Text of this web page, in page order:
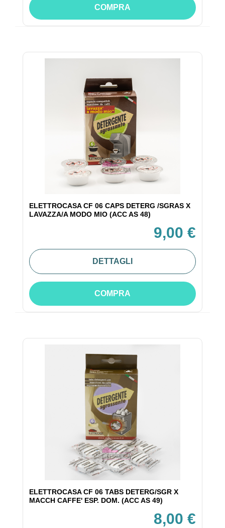
COMPRA
ELETTROCASA CF 06 CAPS DETERG /SGRAS X
LAVAZZA/A MODO MIO (ACC AS 48)
9,00 €
DETTAGLI
COMPRA
ELETTROCASA CF 06 TABS DETERG/SGR X
MACCH CAFFE' ESP. DOM. (ACC AS 49)
8,00 €